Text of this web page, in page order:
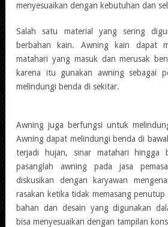
menyesuaikan dengan kebutuhan dan
Salah satu material yang sering
berbahan kain. Awning kain dapat
matahari yang masuk dan merusak
karena itu gunakan awning sebagai
melindungi benda di sekitar.
Awning juga berfungsi untuk
Awning dapat melindungi benda di
terjadi hujan, sinar matahari hingga
pasanglah awning pada jasa
diskusikan dengan karyawan
rasakan ketika tidak memasang
bahan dan desain yang digunakan
bisa menyesuaikan dengan tampilan